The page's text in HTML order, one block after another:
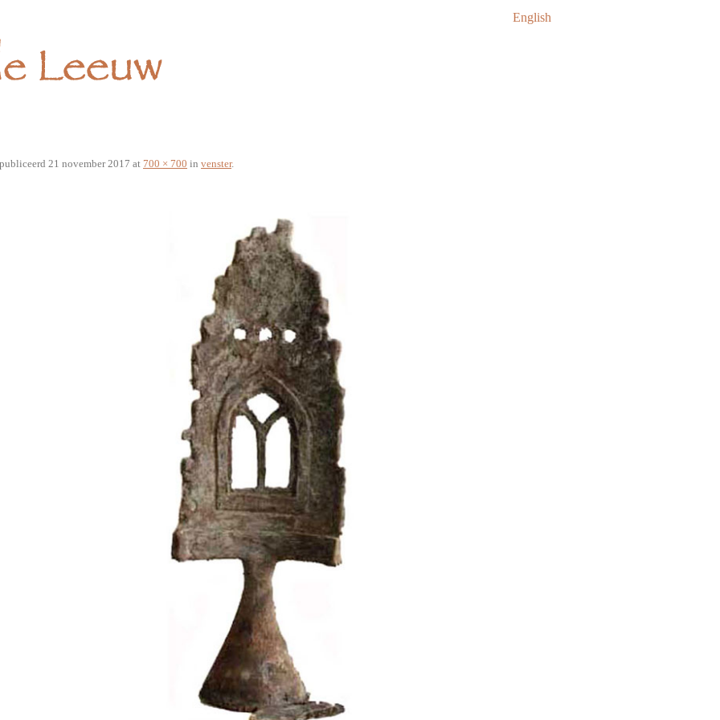
English
21 november 2017 at 700 × 700 in venster.